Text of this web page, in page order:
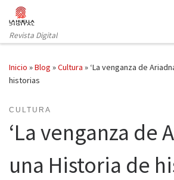
Saltar al contenido
Revista Digital
Inicio »Blog »Cultura » ‘La venganza de
historias
CULTURA
‘La venganza de
una Historia de